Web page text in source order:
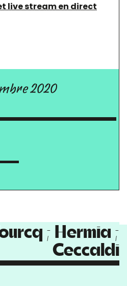
live stream en direct
2020
; Hermia ;
Ceccaldi